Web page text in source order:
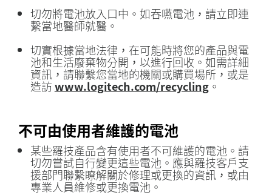
切勿將電池放入口中。如吞嚥電池，請立即連
繫當地醫師就醫。
切實根據當地法律，在可能時將您的產品與電
池和生活廢棄物分開，以進行回收。如需詳細
資訊，請聯繫您當地的機關或購買場所，或是
造訪www.logitech.com/recycling。
不可由使用者維護的電池
某些羅技產品含有使用者不可維護的電池。請
切勿嘗試自行變更這些電池。應與羅技客戶支
援部門聯繫瞭解關於修理或更換的資訊，或由
專業人員維修或更換電池。